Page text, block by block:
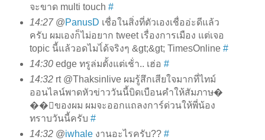
จะขาด multi touch #
14:27@PanusD เชื่อในสิ่งที่ตัวเองเชื่ออ่ะดีแล้ว
ครับ ผมเองก็ไม่อยาก tweet เรื่องการเมือง แต่เจอ
topic นี้แล้วอดไมไ่ด้จริงๆ &gt;&gt; TimesOnline #
14:30edge ทรูล่มตั้งแต่เช้่า.. เฮ่อ #
14:32rt @Thaksinlive ผมรู้สึกเสียใจมากที่ไทม์
ออนไลน์พาดหัวข่าววันนี้บิดเบือนคำให้สัมภาษ�
��์ของผม ผมจะออกแถลงการ์ด่วนให้พี่น้อง
ทราบวันนี้ครับ #
14:32@iwhaleงานอะไรครับ?? #